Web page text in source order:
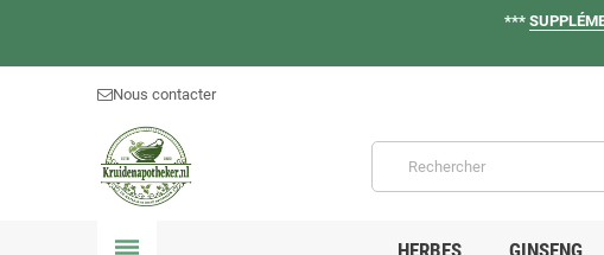
***
Nous contacter
HERBES GINSENG